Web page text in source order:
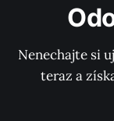
Nenechajte si
teraz a